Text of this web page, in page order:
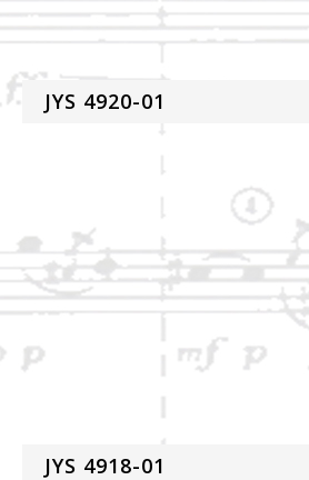
JYS 4920-01
JYS 4918-01